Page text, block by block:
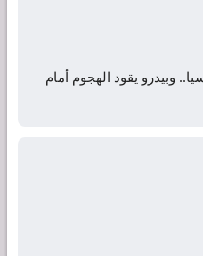
وبيدرو يقود الهجوم أمام